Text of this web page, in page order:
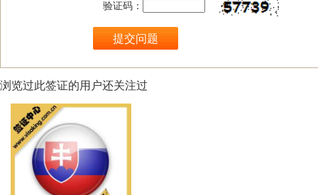
验证码：
浏览过此签证的用户还关注过